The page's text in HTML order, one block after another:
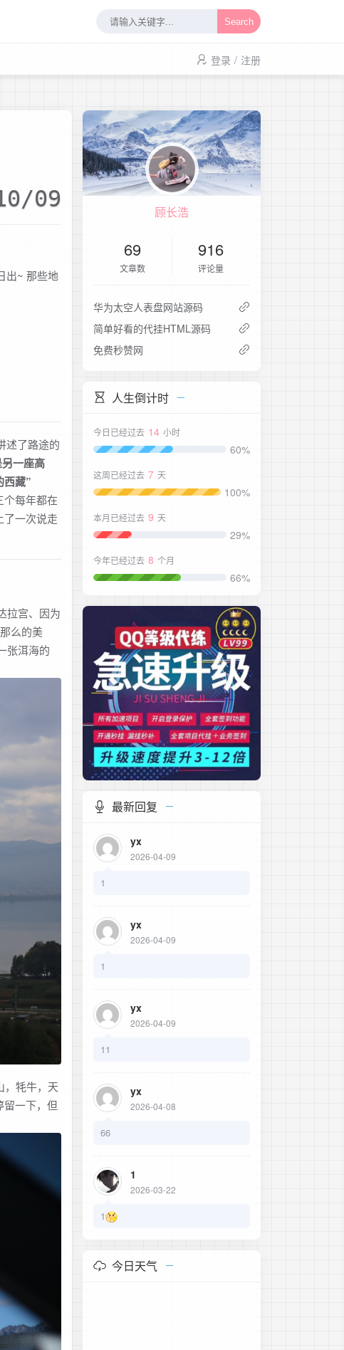
Search
登录 / 注册
09
出~ 那些地
述了路途的
一座高
西藏”
每年都在
了一次说走
拉宫、因为
么的美
张洱海的
牦牛，天
留一下，但
顾长浩
69
文章数
916
评论量
华为太空人表盘网站源码
简单好看的代挂HTML源码
免费秒赞网
人生倒计时
今日已经过去 14 小时
60%
这周已经过去 7 天
100%
本月已经过去 9 天
29%
今年已经过去 8 个月
66%
最新回复
yx
2026-04-09
1
yx
2026-04-09
1
yx
2026-04-09
11
yx
2026-04-08
66
1
2026-03-22
1
今日天气